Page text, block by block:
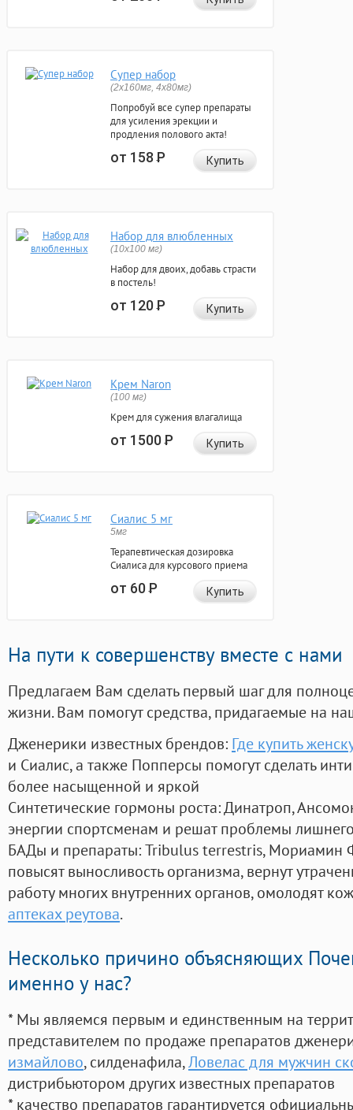
Супер набор
(2х160мг, 4х80мг)
Попробуй все супер препараты
для усиления эрекции и
продления полового акта!
от 158Р Купить
Набор для влюбленных
(10х100 мг)
Набор для двоих, добавь страсти
в постель!
от 120Р Купить
Крем Naron
(100 мг)
Крем для сужения влагалища
от 1500Р Купить
Сиалис 5 мг
5мг
Терапевтическая дозировка
Сиалиса для курсового приема
от 60Р Купить
На пути к совершенству вместе с нами
Предлагаем Вам сделать первый шаг для
жизни. Вам помогут средства, придагаемые на
Дженерики известных брендов: Где купить
и Сиалис, а также Попперсы помогут сделать
более насыщенной и яркой
Синтетические гормоны роста: Динатроп,
энергии спортсменам и решат проблемы
БАДы и препараты:Tribulus terrestris, Мориамин
повысят выносливость организма, вернут
работу многих внутренних органов, омолодят
аптеках реутова.
Несколько причино объясняющих
именно у нас?
* Мы являемся первым и единственным на
представителем по продаже препаратов
измайлово, силденафила,Ловелас для мужчин
дистрибьютором других известных препаратов
* качество препаратов гарантируется